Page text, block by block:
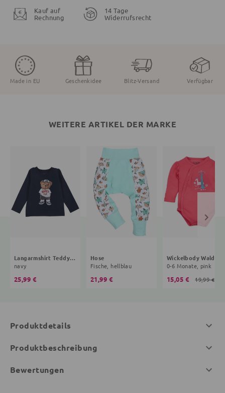
Kauf auf
Rechnung
14 Tage
Widerrufsrecht
Made in EU Geschenkidee Blitz-Versand Verfügbar
WEITERE ARTIKEL DER MARKE
Langarmshirt Teddybär
navy
25,99 €
Hose
Fische, hellblau
21,99 €
Wickelbody Wald
0-6 Monate, pink
15,05 € 19,99 €
Produktdetails
Produktbeschreibung
Bewertungen